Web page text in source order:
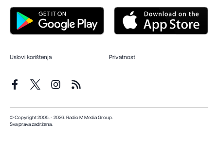
Uslovi korištenja Privatnost
© Copyright 2005. - 2026. Radio M Media Group.
Sva prava zadržana.